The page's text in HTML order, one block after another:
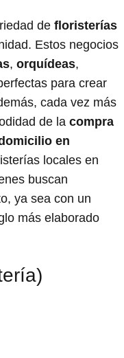
de floristerías
Estos negocios
, orquídeas,
para crear
cada vez más
de la compra
en
locales en
buscan
ya sea con un
más elaborado